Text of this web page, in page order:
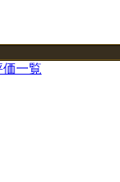
一覧